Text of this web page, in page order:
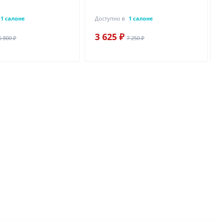
1 салоне
800 ₽
Доступно в 1 салоне
3 625 ₽ 7 250 ₽